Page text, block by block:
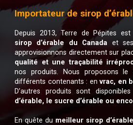
Importateur de sirop
Depuis 2013, Terre de Pépites
sirop d’érable du Canada et
approvisionnons directement sur
qualité et une traçabilité
nos produits. Nous proposons le
différents contenants : envrac, en
D’autres produits sont
d’érable, le sucre d’érable ou
En quête du meilleur sirop d’érable